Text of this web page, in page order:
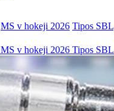
MS v hokeji 2026 Tipos SBL
MS v hokeji 2026 Tipos SBL